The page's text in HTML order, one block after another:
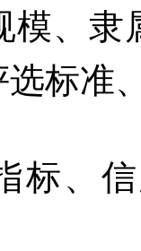
、 隶
标准
标、